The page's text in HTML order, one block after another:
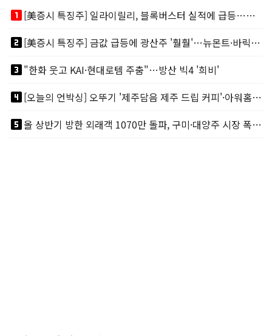
looks_one
[美증시 특징주] 일라이릴리, 블록버스터 실적에 급등…마운자로 매출 폭발
looks_two
[美증시 특징주] 금값 급등에 광산주 '훨훨'…뉴몬트·바릭마이닝 주도
looks_3"한화 웃고 KAI·현대로템 주춤"…방산 빅4 '희비'
looks_4
[오늘의 언박싱] 오뚜기 '제주담음 제주 드립 커피'·아워홈 ‘갓석박지’ 外
looks_5
올 상반기 방한 외래객 1070만 돌파, 구미·대양주 시장 폭발적 성장